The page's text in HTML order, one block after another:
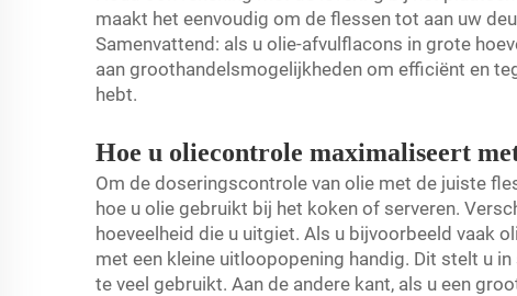
maakt het eenvoudig om de flessen tot aan uw
Samenvattend: als u olie-afvulflacons in grote
aan groothandelsmogelijkheden om efficiënt en
hebt.
Hoe u oliecontrole maximaliseert
Om de doseringscontrole van olie met de juiste
hoe u olie gebruikt bij het koken of serveren.
hoeveelheid die u uitgiet. Als u bijvoorbeeld vaak
met een kleine uitloopopening handig. Dit stelt u
te veel gebruikt. Aan de andere kant, als u een